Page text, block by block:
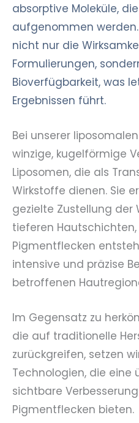
absorptive Moleküle,
aufgenommen
nicht nur die
Formulierungen,
Bioverfügbarkeit, was
Ergebnissen führt.
Bei unserer
winzige, kugelförmige
Liposomen, die als
Wirkstoffe dienen. Sie
gezielte Zustellung der
tieferen
Pigmentflecken
intensive und präzise
betroffenen
Im Gegensatz zu
die auf traditionelle
zurückgreifen, setzen
Technologien, die eine
sichtbare
Pigmentflecken bieten.